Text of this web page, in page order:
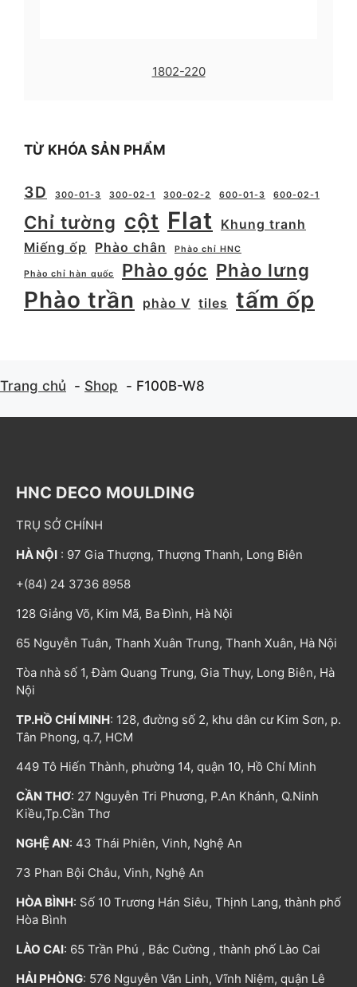
1802-220
TỪ KHÓA SẢN PHẨM
3D 300-01-3 300-02-1 300-02-2 600-01-3 600-02-1
Chỉ tường cột Flat
Khung tranh
Miếng ốp
Phào chân Phào chỉ HNC
Phào chỉ hàn quốc Phào góc Phào lưng
Phào trần phào V tiles tấm ốp
Trang chủ Shop F100B-W8
HNC DECO MOULDING
TRỤ SỞ CHÍNH
HÀ NỘI : 97 Gia Thượng, Thượng Thanh, Long Biên
+(84) 24 3736 8958
128 Giảng Võ, Kim Mã, Ba Đình, Hà Nội
65 Nguyễn Tuân, Thanh Xuân Trung, Thanh Xuân, Hà Nội
Tòa nhà số 1, Đàm Quang Trung, Gia Thụy, Long Biên, Hà
Nội
TP.HỒ CHÍ MINH: 128, đường số 2, khu dân cư Kim Sơn, p.
Tân Phong, q.7, HCM
449 Tô Hiến Thành, phường 14, quận 10, Hồ Chí Minh
CẦN THƠ: 27 Nguyễn Tri Phương, P.An Khánh, Q.Ninh
Kiều,Tp.Cần Thơ
NGHỆ AN: 43 Thái Phiên, Vinh, Nghệ An
73 Phan Bội Châu, Vinh, Nghệ An
HÒA BÌNH: Số 10 Trương Hán Siêu, Thịnh Lang, thành phố
Hòa Bình
LÀO CAI: 65 Trần Phú , Bắc Cường , thành phố Lào Cai
HẢI PHÒNG: 576 Nguyễn Văn Linh, Vĩnh Niệm, quận Lê